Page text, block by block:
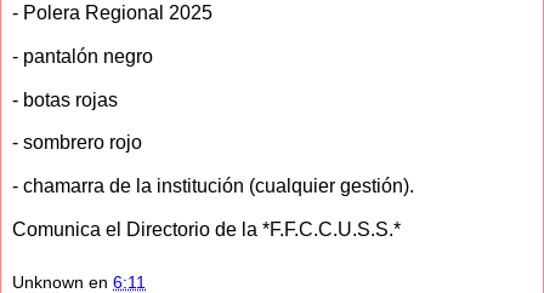
- Polera Regional 2025
- pantalón negro
- botas rojas
- sombrero rojo
- chamarra de la institución (cualquier gestión).
Comunica el Directorio de la *F.F.C.C.U.S.S.*
Unknown en 6:11